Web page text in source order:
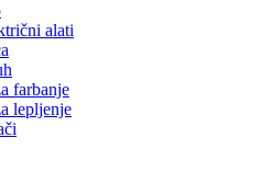
alati
farbanje
lepljenje